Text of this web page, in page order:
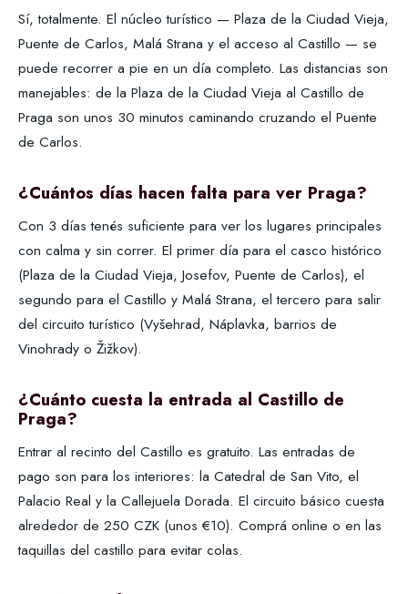
Sí, totalmente. El núcleo turístico — Plaza de la Ciudad Vieja,
Puente de Carlos, Malá Strana y el acceso al Castillo — se
puede recorrer a pie en un día completo. Las distancias son
manejables: de la Plaza de la Ciudad Vieja al Castillo de
Praga son unos 30 minutos caminando cruzando el Puente
de Carlos.
¿Cuántos días hacen falta para ver Praga?
Con 3 días tenés suficiente para ver los lugares principales
con calma y sin correr. El primer día para el casco histórico
(Plaza de la Ciudad Vieja, Josefov, Puente de Carlos), el
segundo para el Castillo y Malá Strana, el tercero para salir
del circuito turístico (Vyšehrad, Náplavka, barrios de
Vinohrady o Žižkov).
¿Cuánto cuesta la entrada al Castillo de
Praga?
Entrar al recinto del Castillo es gratuito. Las entradas de
pago son para los interiores: la Catedral de San Vito, el
Palacio Real y la Callejuela Dorada. El circuito básico cuesta
alrededor de 250 CZK (unos €10). Comprá online o en las
taquillas del castillo para evitar colas.